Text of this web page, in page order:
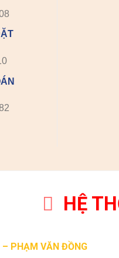
HỆ
– PHẠM VĂN ĐỒNG